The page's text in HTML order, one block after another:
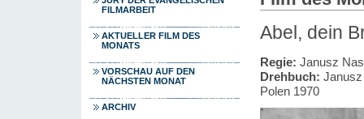
FILMARBEIT
AKTUELLER FILM DES
MONATS
VORSCHAU AUF DEN
NÄCHSTEN MONAT
ARCHIV
Abel, dein
Regie: Janusz
Drehbuch: Janusz
Polen 1970